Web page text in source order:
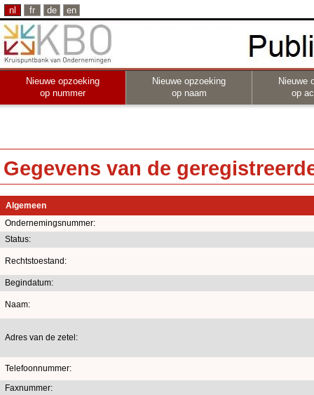
nl fr de en
Nieuwe opzoeking
op nummer
Nieuwe opzoeking
op naam
Nieuwe
op
Gegevens van de
Algemeen
Ondernemingsnummer:
Status:
Rechtstoestand:
Begindatum:
Naam:
Adres van de zetel:
Telefoonnummer:
Faxnummer: